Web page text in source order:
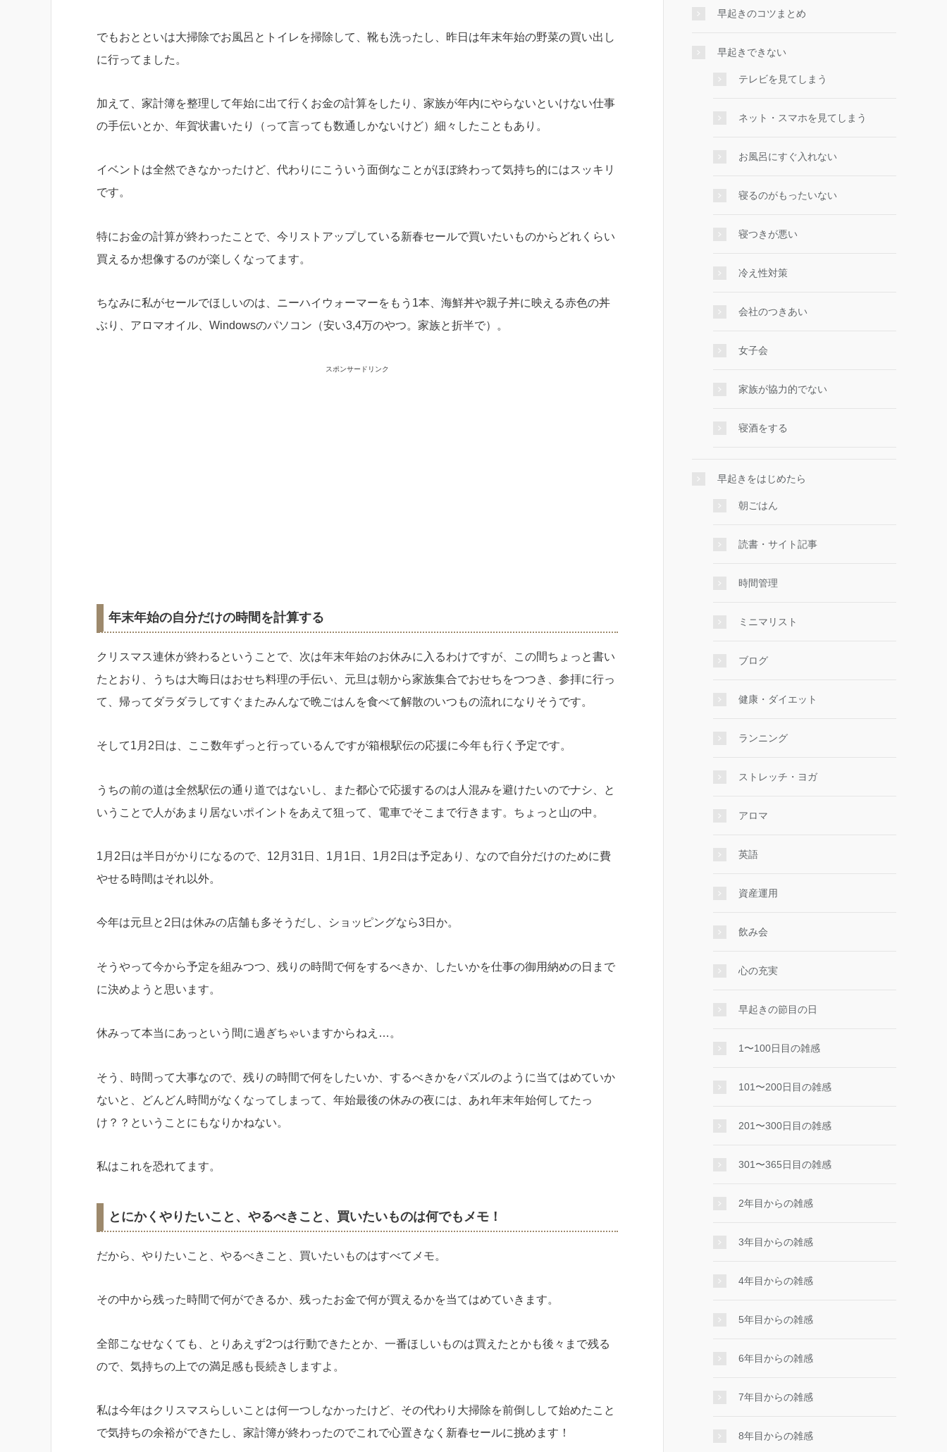
でもおとといは大掃除でお風呂とトイレを掃除して、靴も洗ったし、昨日は年末年始の野菜の買い出し
に行ってました。
加えて、家計簿を整理して年始に出て行くお金の計算をしたり、家族が年内にやらないといけない仕事
の手伝いとか、年賀状書いたり（って言っても数通しかないけど）細々したこともあり。
イベントは全然できなかったけど、代わりにこういう面倒なことがほぼ終わって気持ち的にはスッキリ
です。
特にお金の計算が終わったことで、今リストアップしている新春セールで買いたいものからどれくらい
買えるか想像するのが楽しくなってます。
ちなみに私がセールでほしいのは、ニーハイウォーマーをもう1本、海鮮丼や親子丼に映える赤色の丼
ぶり、アロマオイル、Windowsのパソコン（安い3,4万のやつ。家族と折半で）。
スポンサードリンク
年末年始の自分だけの時間を計算する
クリスマス連休が終わるということで、次は年末年始のお休みに入るわけですが、この間ちょっと書い
たとおり、うちは大晦日はおせち料理の手伝い、元旦は朝から家族集合でおせちをつつき、参拝に行っ
て、帰ってダラダラしてすぐまたみんなで晩ごはんを食べて解散のいつもの流れになりそうです。
そして1月2日は、ここ数年ずっと行っているんですが箱根駅伝の応援に今年も行く予定です。
うちの前の道は全然駅伝の通り道ではないし、また都心で応援するのは人混みを避けたいのでナシ、と
いうことで人があまり居ないポイントをあえて狙って、電車でそこまで行きます。ちょっと山の中。
1月2日は半日がかりになるので、12月31日、1月1日、1月2日は予定あり、なので自分だけのために費
やせる時間はそれ以外。
今年は元旦と2日は休みの店舗も多そうだし、ショッピングなら3日か。
そうやって今から予定を組みつつ、残りの時間で何をするべきか、したいかを仕事の御用納めの日まで
に決めようと思います。
休みって本当にあっという間に過ぎちゃいますからねえ…。
そう、時間って大事なので、残りの時間で何をしたいか、するべきかをパズルのように当てはめていか
ないと、どんどん時間がなくなってしまって、年始最後の休みの夜には、あれ年末年始何してたっ
け？？ということにもなりかねない。
私はこれを恐れてます。
とにかくやりたいこと、やるべきこと、買いたいものは何でもメモ！
だから、やりたいこと、やるべきこと、買いたいものはすべてメモ。
その中から残った時間で何ができるか、残ったお金で何が買えるかを当てはめていきます。
全部こなせなくても、とりあえず2つは行動できたとか、一番ほしいものは買えたとかも後々まで残る
ので、気持ちの上での満足感も長続きしますよ。
私は今年はクリスマスらしいことは何一つしなかったけど、その代わり大掃除を前倒しして始めたこと
で気持ちの余裕ができたし、家計簿が終わったのでこれで心置きなく新春セールに挑めます！
早起きのコツまとめ
早起きできない
テレビを見てしまう
ネット・スマホを見てしまう
お風呂にすぐ入れない
寝るのがもったいない
寝つきが悪い
冷え性対策
会社のつきあい
女子会
家族が協力的でない
寝酒をする
早起きをはじめたら
朝ごはん
読書・サイト記事
時間管理
ミニマリスト
ブログ
健康・ダイエット
ランニング
ストレッチ・ヨガ
アロマ
英語
資産運用
飲み会
心の充実
早起きの節目の日
1〜100日目の雑感
101〜200日目の雑感
201〜300日目の雑感
301〜365日目の雑感
2年目からの雑感
3年目からの雑感
4年目からの雑感
5年目からの雑感
6年目からの雑感
7年目からの雑感
8年目からの雑感